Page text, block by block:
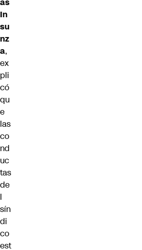
as
In
su
nz
a,
ex
pli
có
qu
e
las
co
nd
uc
tas
de
l
sín
di
co
est